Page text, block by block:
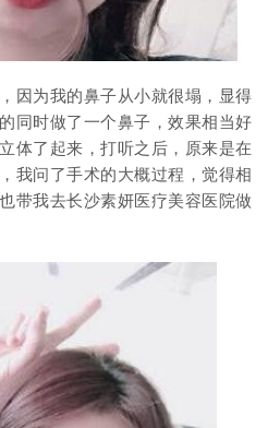
为我的鼻子从小就很塌，显得
同时做了一个鼻子，效果相当好
体了起来，打听之后，原来是在
我问了手术的大概过程，觉得相
带我去长沙素妍医疗美容医院做